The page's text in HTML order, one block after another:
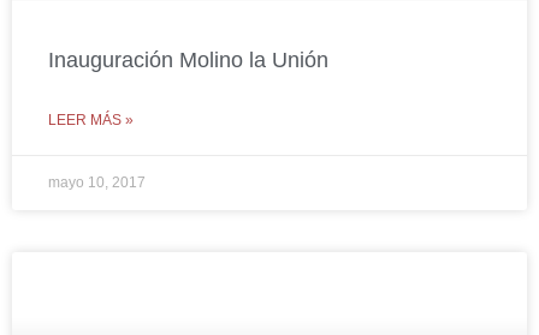
Inauguración Molino la Unión
LEER MÁS »
mayo 10, 2017